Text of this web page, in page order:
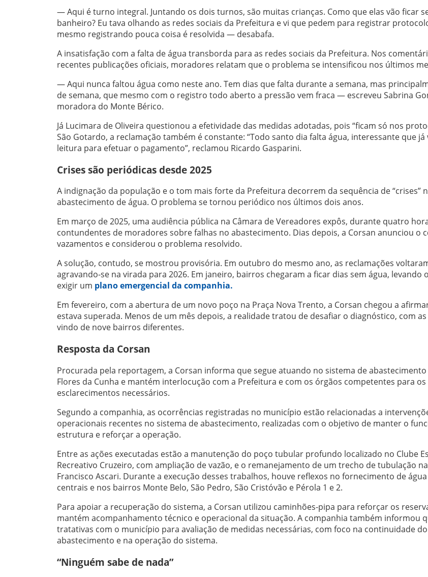
— Aqui é turno integral. Juntando os dois turnos, são muitas crianças. Como que elas vão ficar
banheiro? Eu tava olhando as redes sociais da Prefeitura e vi que pedem para registrar
mesmo registrando pouca coisa é resolvida — desabafa.
A insatisfação com a falta de água transborda para as redes sociais da Prefeitura. Nos
recentes publicações oficiais, moradores relatam que o problema se intensificou nos últimos
— Aqui nunca faltou água como neste ano. Tem dias que falta durante a semana, mas
de semana, que mesmo com o registro todo aberto a pressão vem fraca — escreveu Sabrina
moradora do Monte Bérico.
Já Lucimara de Oliveira questionou a efetividade das medidas adotadas, pois “ficam só nos
São Gotardo, a reclamação também é constante: “Todo santo dia falta água, interessante que
leitura para efetuar o pagamento”, reclamou Ricardo Gasparini.
Crises são periódicas desde 2025
A indignação da população e o tom mais forte da Prefeitura decorrem da sequência de “crises”
abastecimento de água. O problema se tornou periódico nos últimos dois anos.
Em março de 2025, uma audiência pública na Câmara de Vereadores expôs, durante quatro
contundentes de moradores sobre falhas no abastecimento. Dias depois, a Corsan anunciou o
vazamentos e considerou o problema resolvido.
A solução, contudo, se mostrou provisória. Em outubro do mesmo ano, as reclamações
agravando-se na virada para 2026. Em janeiro, bairros chegaram a ficar dias sem água, levando
exigir um plano emergencial da companhia.
Em fevereiro, com a abertura de um novo poço na Praça Nova Trento, a Corsan chegou a
estava superada. Menos de um mês depois, a realidade tratou de desafiar o diagnóstico, com
vindo de nove bairros diferentes.
Resposta da Corsan
Procurada pela reportagem, a Corsan informa que segue atuando no sistema de abastecimento
Flores da Cunha e mantém interlocução com a Prefeitura e com os órgãos competentes para os
esclarecimentos necessários.
Segundo a companhia, as ocorrências registradas no município estão relacionadas a
operacionais recentes no sistema de abastecimento, realizadas com o objetivo de manter o
estrutura e reforçar a operação.
Entre as ações executadas estão a manutenção do poço tubular profundo localizado no Clube
Recreativo Cruzeiro, com ampliação de vazão, e o remanejamento de um trecho de tubulação
Francisco Ascari. Durante a execução desses trabalhos, houve reflexos no fornecimento de
centrais e nos bairros Monte Belo, São Pedro, São Cristóvão e Pérola 1 e 2.
Para apoiar a recuperação do sistema, a Corsan utilizou caminhões-pipa para reforçar os
mantém acompanhamento técnico e operacional da situação. A companhia também informou
tratativas com o município para avaliação de medidas necessárias, com foco na continuidade do
abastecimento e na operação do sistema.
“Ninguém sabe de nada”